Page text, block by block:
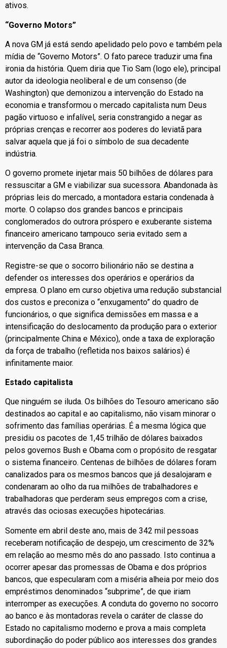
ativos.
“Governo Motors”
A nova GM já está sendo apelidado pelo povo e também pela
mídia de “Governo Motors”. O fato parece traduzir uma fina
ironia da história. Quem diria que Tio Sam (logo ele), principal
autor da ideologia neoliberal e de um consenso (de
Washington) que demonizou a intervenção do Estado na
economia e transformou o mercado capitalista num Deus
pagão virtuoso e infalível, seria constrangido a negar as
próprias crenças e recorrer aos poderes do leviatã para
salvar aquela que já foi o símbolo de sua decadente
indústria.
O governo promete injetar mais 50 bilhões de dólares para
ressuscitar a GM e viabilizar sua sucessora. Abandonada às
próprias leis do mercado, a montadora estaria condenada à
morte. O colapso dos grandes bancos e principais
conglomerados do outrora próspero e exuberante sistema
financeiro americano tampouco seria evitado sem a
intervenção da Casa Branca.
Registre-se que o socorro bilionário não se destina a
defender os interesses dos operários e operários da
empresa. O plano em curso objetiva uma redução substancial
dos custos e preconiza o “enxugamento” do quadro de
funcionários, o que significa demissões em massa e a
intensificação do deslocamento da produção para o exterior
(principalmente China e México), onde a taxa de exploração
da força de trabalho (refletida nos baixos salários) é
infinitamente maior.
Estado capitalista
Que ninguém se iluda. Os bilhões do Tesouro americano são
destinados ao capital e ao capitalismo, não visam minorar o
sofrimento das famílias operárias. É a mesma lógica que
presidiu os pacotes de 1,45 trilhão de dólares baixados
pelos governos Bush e Obama com o propósito de resgatar
o sistema financeiro. Centenas de bilhões de dólares foram
canalizados para os mesmos bancos que já desalojaram e
condenaram ao olho da rua milhões de trabalhadores e
trabalhadoras que perderam seus empregos com a crise,
através das ociosas execuções hipotecárias.
Somente em abril deste ano, mais de 342 mil pessoas
receberam notificação de despejo, um crescimento de 32%
em relação ao mesmo mês do ano passado. Isto continua a
ocorrer apesar das promessas de Obama e dos próprios
bancos, que especularam com a miséria alheia por meio dos
empréstimos denominados “subprime”, de que iriam
interromper as execuções. A conduta do governo no socorro
ao banco e às montadoras revela o caráter de classe do
Estado no capitalismo moderno e prova a mais completa
subordinação do poder público aos interesses dos grandes